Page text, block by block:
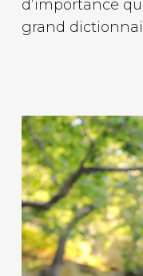
d’importance
grand